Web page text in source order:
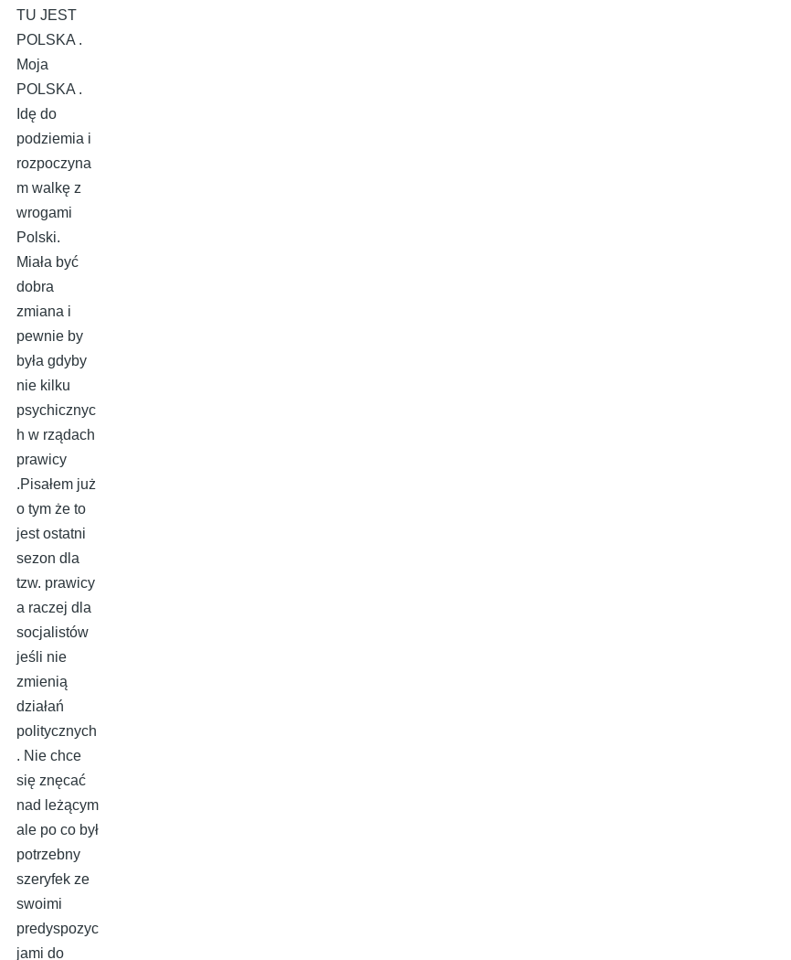
TU JEST
POLSKA .
Moja
POLSKA .
Idę do
podziemia i
rozpoczyna
m walkę z
wrogami
Polski.
Miała być
dobra
zmiana i
pewnie by
była gdyby
nie kilku
psychicznyc
h w rządach
prawicy
.Pisałem już
o tym że to
jest ostatni
sezon dla
tzw. prawicy
a raczej dla
socjalistów
jeśli nie
zmienią
działań
politycznych
. Nie chce
się znęcać
nad leżącym
ale po co był
potrzebny
szeryfek ze
swoimi
predyspozyc
jami do